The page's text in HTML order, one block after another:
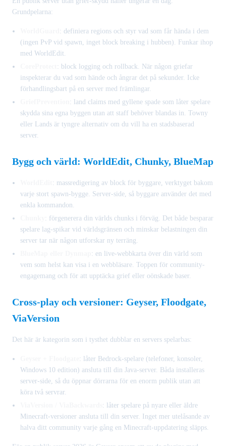
Grundpelarna:
: definiera regions och styr vad som får hända i dem
(ingen PvP vid spawn, inget block breaking i hubben). Funkar ihop
med WorldEdit.
: block logging och rollback. När någon griefar
inspekterar du vad som hände och ångrar det på sekunder. Icke
förhandlingsbart på en server med främlingar.
: land claims med gyllene spade som låter spelare
skydda sina egna byggen utan att staff behöver blandas in. Towny
eller Lands är tyngre alternativ om du vill ha en stadsbaserad
server.
Bygg och värld: WorldEdit, Chunky, BlueMap
: massredigering av block för byggare, verktyget bakom
varje stort spawn-bygge. Server-side, så byggare använder det med
enkla kommandon.
: förgenerera din världs chunks i förväg. Det både besparar
spelare lag-spikar vid världsgränsen och minskar belastningen din
server tar när någon utforskar ny terräng.
: en live-webbkarta över din värld som
vem som helst kan visa i en webbläsare. Toppen för community-
engagemang och för att upptäcka grief eller oönskade baser.
Cross-play och versioner: Geyser, Floodgate,
ViaVersion
Det här är kategorin som i tysthet dubblar en servers spelarbas:
: låter Bedrock-spelare (telefoner, konsoler,
Windows 10 edition) ansluta till din Java-server. Båda installeras
server-side, så du öppnar dörrarna för en enorm publik utan att
köra två servrar.
: låter spelare på nyare eller äldre
Minecraft-versioner ansluta till din server. Inget mer utelåsande av
halva ditt community varje gång en Minecraft-uppdatering släpps.